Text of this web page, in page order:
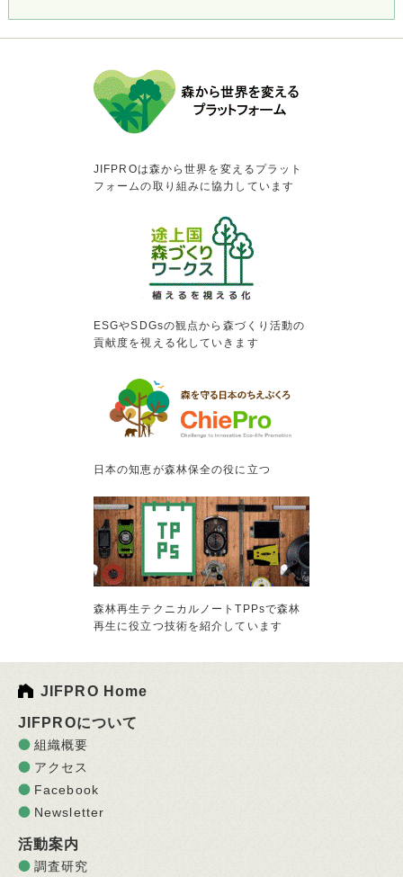
JIFPROは森から世界を変えるプラット
フォームの取り組みに協力しています
ESGやSDGsの観点から森づくり活動の
貢献度を視える化していきます
日本の知恵が森林保全の役に立つ
森林再生テクニカルノートTPPsで森林
再生に役立つ技術を紹介しています
JIFPRO Home
JIFPROについて
組織概要
アクセス
Facebook
Newsletter
活動案内
調査研究